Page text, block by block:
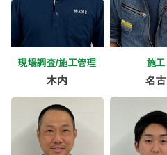
現場調査/施工管理
木内
施工
名古